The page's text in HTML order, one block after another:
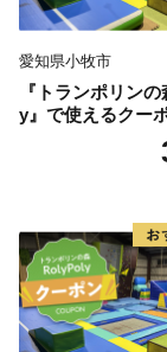
ました！
👉じゃばらマ
愛知県小牧市
『トランポリン
y』で使えるクー